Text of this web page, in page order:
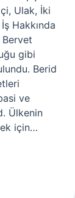
Ulak, İki
Hakkında
Bervet
gibi
Berid
ve
Ülkenin
için…